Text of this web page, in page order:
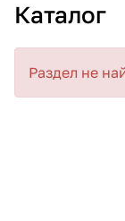
Каталог
Раздел не